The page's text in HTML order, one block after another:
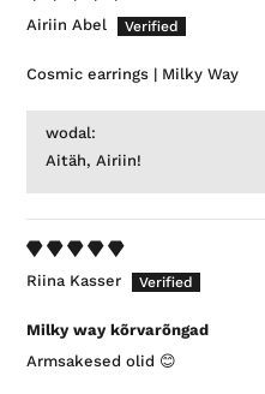
Airiin Abel
Cosmic earrings | Milky Way
wodal:
Aitäh, Airiin!
Riina Kasser
Milky way kõrvarõngad
Armsakesed olid 😊